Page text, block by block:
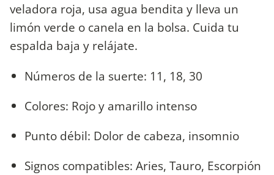
veladora roja, usa agua bendita y lleva un
limón verde o canela en la bolsa. Cuida tu
espalda baja y relájate.
Números de la suerte: 11, 18, 30
Colores: Rojo y amarillo intenso
Punto débil: Dolor de cabeza, insomnio
Signos compatibles: Aries, Tauro, Escorpión